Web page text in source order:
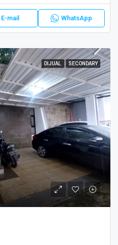
E-mail WhatsApp
DIJUAL SECONDARY